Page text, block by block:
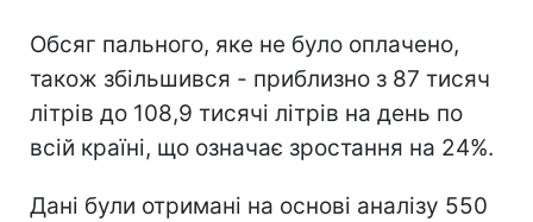
Обсяг пального, яке не було оплачено,
також збільшився - приблизно з 87 тисяч
літрів до 108,9 тисячі літрів на день по
всій країні, що означає зростання на 24%.
Дані були отримані на основі аналізу 550